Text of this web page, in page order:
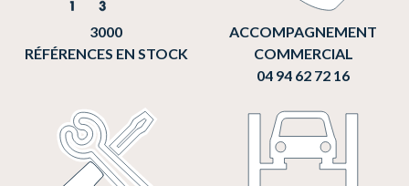
3000
RÉFÉRENCES EN STOCK
ACCOMPAGNEMENT
COMMERCIAL
04 94 62 72 16